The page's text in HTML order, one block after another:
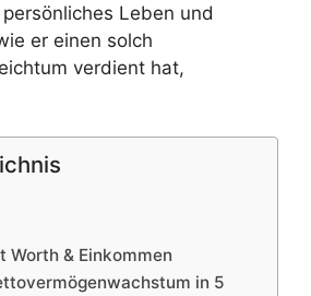
Leben und
er einen solch
verdient hat,
Worth & Einkommen
in 5